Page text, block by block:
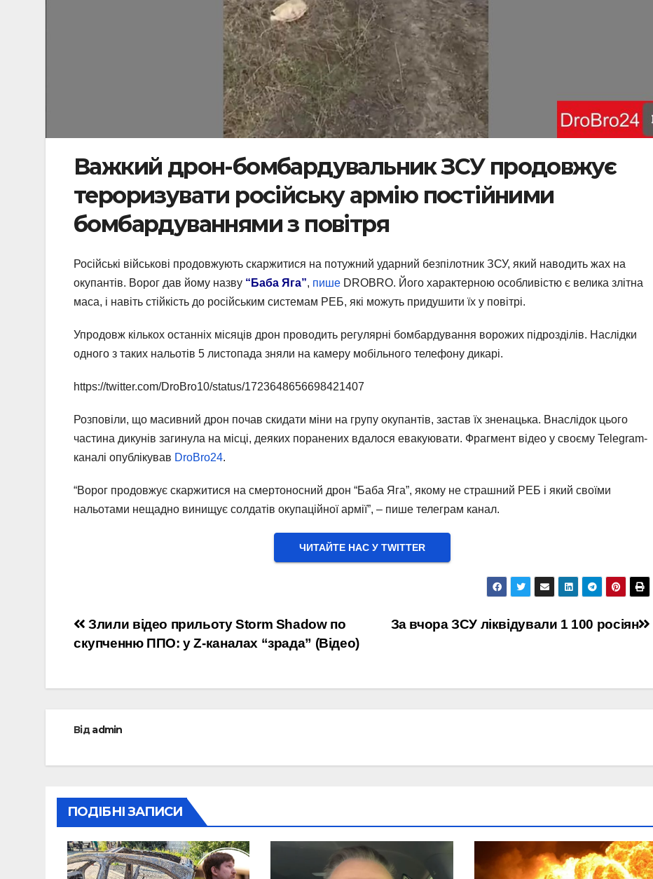
Важкий дрон-бомбардувальник ЗСУ продовжує
тероризувати російську армію постійними
бомбардуваннями з повітря
Російські військові продовжують скаржитися на потужний ударний безпілотник ЗСУ, який наводить жах на
окупантів. Ворог дав йому назву “Баба Яга”, пише DROBRO. Його характерною особливістю є велика злітна
маса, і навіть стійкість до російським системам РЕБ, які можуть придушити їх у повітрі.
Упродовж кількох останніх місяців дрон проводить регулярні бомбардування ворожих підрозділів. Наслідки
одного з таких нальотів 5 листопада зняли на камеру мобільного телефону дикарі.
https://twitter.com/DroBro10/status/1723648656698421407
Розповіли, що масивний дрон почав скидати міни на групу окупантів, застав їх зненацька. Внаслідок цього
частина дикунів загинула на місці, деяких поранених вдалося евакуювати. Фрагмент відео у своєму Telegram-
каналі опублікував DroBro24.
“Ворог продовжує скаржитися на смертоносний дрон “Баба Яга”, якому не страшний РЕБ і який своїми
нальотами нещадно винищує солдатів окупаційної армії”, – пише телеграм канал.
ЧИТАЙТЕ НАС У TWITTER
Навігація
записів
За вчора ЗСУ ліквідували 1 100 росіян
Злили відео прильоту Storm Shadow по
скупченню ППО: у Z-каналах “зрада” (Відео)
Відadmin
ПОДІБНІ ЗАПИСИ